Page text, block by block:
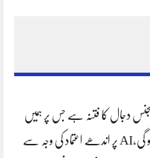
دجال کا فتنہ ہے جس پر ہمیں
فتح حاصل ہو گی،AI پر اندھے اعتماد کی وجہ سے